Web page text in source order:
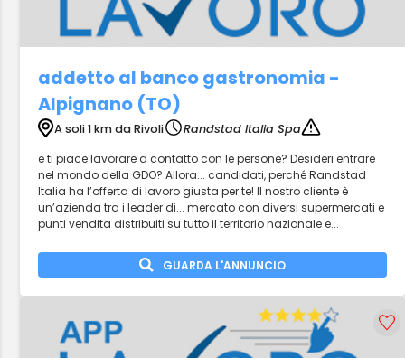
addetto al banco gastronomia -
Alpignano (TO)
A soli 1 km da Rivoli
Randstad Italia Spa
e ti piace lavorare a contatto con le persone? Desideri entrare
nel mondo della GDO? Allora... candidati, perché Randstad
Italia ha l’offerta di lavoro giusta per te! Il nostro cliente è
un’azienda tra i leader di... mercato con diversi supermercati e
punti vendita distribuiti su tutto il territorio nazionale e...
GUARDA L'ANNUNCIO